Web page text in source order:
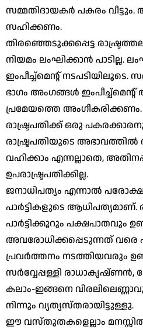
സമ്മതിദായകര്‍ പകരം
സഹിക്കണം.
തിരഞ്ഞെടുക്കപ്പെട്ട
നിയമം ലംഘിക്കാന്‍ പാടില്ല.
ഇംപീച്ച്മെന്റ് നടപടിയിലൂടെ.
ഭാഗം അംഗങ്ങള്‍
പ്രമേയത്തെ അംഗീകരിക്കണം.
രാഷ്ട്രപതിക്ക് ഒരു
രാഷ്ട്രപതിയുടെ അഭാവത്തില്‍
വഹിക്കാം എന്നല്ലാതെ,
ഉപരാഷ്ട്രപതിക്കില്ല.
ജനാധിപത്യം എന്നാല്‍
പാര്‍ട്ടികളുടെ ആധിപത്യമാണ്.
പാര്‍ട്ടിക്കൂറും പക്ഷപാതവും
അവരോധിക്കപ്പെടുന്നത് വരെ
പ്രവര്‍ത്തനം നടത്തിയവരും
സര്‍വ്വേപ്പള്ളി
കലാം-ഇങ്ങനെ
നിന്നും വ്യത്യസ്തരായിട്ടുള്ളു.
ഈ വസ്തുതകളെല്ലാം